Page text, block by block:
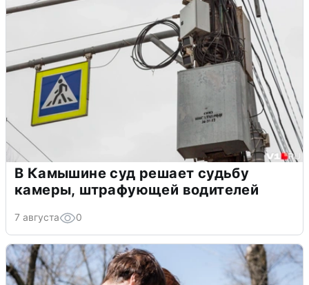
В Камышине суд решает судьбу
камеры, штрафующей водителей
7 августа 0